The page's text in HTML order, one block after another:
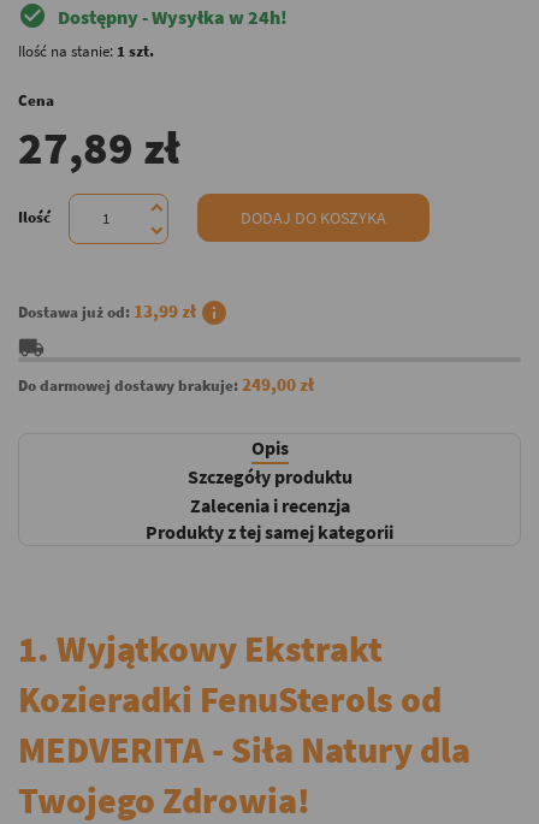
check_circle Dostępny - Wysyłka w 24h!
Ilość na stanie: 1 szt.
Cena
27,89 zł
Ilość DODAJ DO KOSZYKA
Dostawa już od: 13,99 zł info
local_shipping
Do darmowej dostawy brakuje:249,00 zł
Opis
Szczegóły produktu
Zalecenia i recenzja
Produkty z tej samej kategorii
1. Wyjątkowy Ekstrakt
Kozieradki FenuSterols od
MEDVERITA - Siła Natury dla
Twojego Zdrowia!